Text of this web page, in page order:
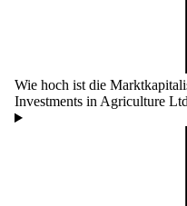
Wie hoch ist die
Investments in Agriculture